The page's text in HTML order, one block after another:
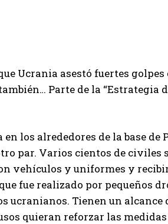
Ucrania asestó fuertes
Parte de la “Estrategia
los alrededores de la base de
par. Varios cientos de civiles
vehículos y uniformes y
fue realizado por pequeños
Tienen un alcance
quieran reforzar las